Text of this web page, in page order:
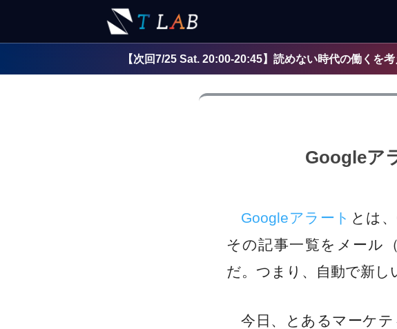
【次回7/25 Sat. 20:00-20:45】読めない時代の働くを
Googleア
Googleアラート とは
その記事一覧をメール
だ。つまり、自動で新し
今日、とあるマーケテ